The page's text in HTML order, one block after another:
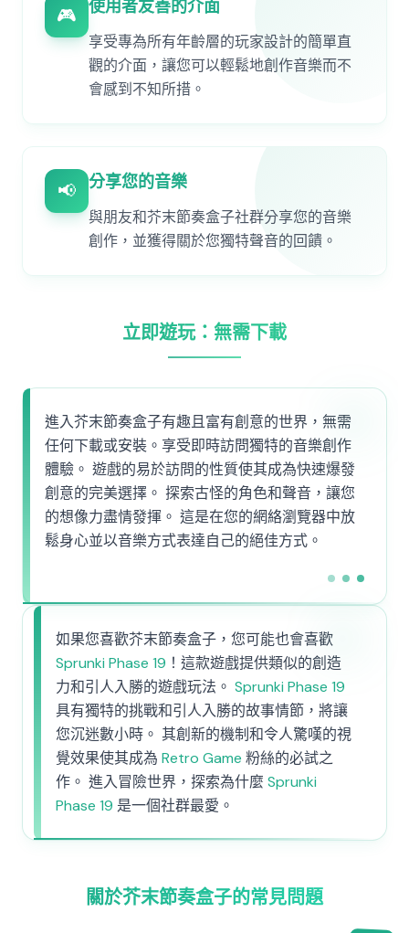
🎮 使用者友善的介面
享受專為所有年齡層的玩家設計的簡單直
觀的介面，讓您可以輕鬆地創作音樂而不
會感到不知所措。
📢 分享您的音樂
與朋友和芥末節奏盒子社群分享您的音樂
創作，並獲得關於您獨特聲音的回饋。
立即遊玩：無需下載
進入芥末節奏盒子有趣且富有創意的世界，無需
任何下載或安裝。享受即時訪問獨特的音樂創作
體驗。 遊戲的易於訪問的性質使其成為快速爆發
創意的完美選擇。 探索古怪的角色和聲音，讓您
的想像力盡情發揮。 這是在您的網絡瀏覽器中放
鬆身心並以音樂方式表達自己的絕佳方式。
如果您喜歡芥末節奏盒子，您可能也會喜歡
Sprunki Phase 19 ！這款遊戲提供類似的創造
力和引人入勝的遊戲玩法。 Sprunki Phase 19
具有獨特的挑戰和引人入勝的故事情節，將讓
您沉迷數小時。 其創新的機制和令人驚嘆的視
覺效果使其成為 Retro Game 粉絲的必試之
作。 進入冒險世界，探索為什麼 Sprunki
Phase 19 是一個社群最愛。
關於芥末節奏盒子的常見問題